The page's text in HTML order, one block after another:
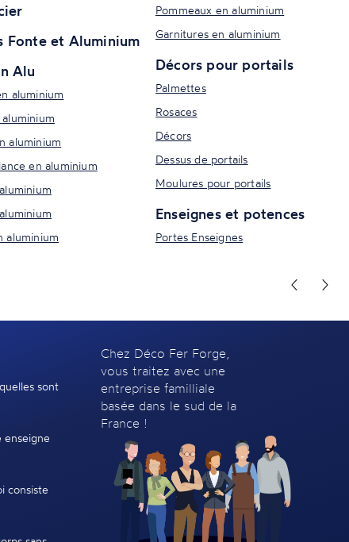
Fonte et Aluminium
Alu
aluminium
aluminium
aluminium
en aluminium
aluminium
Pommeaux en aluminium
Garnitures en aluminium
Décors pour portails
Palmettes
Rosaces
Décors
Dessus de portails
Moulures pour portails
Enseignes et potences
Portes Enseignes
sont
enseigne
consiste
Chez Déco Fer Forge,
vous traitez avec une
entreprise familliale
basée dans le sud de la
France !